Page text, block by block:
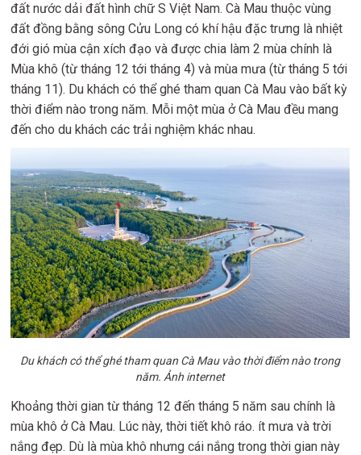
đất nước dải đất hình chữ S Việt Nam. Cà Mau thuộc vùng
đất đồng bằng sông Cửu Long có khí hậu đặc trưng là nhiệt
đới gió mùa cận xích đạo và được chia làm 2 mùa chính là
Mùa khô (từ tháng 12 tới tháng 4) và mùa mưa (từ tháng 5 tới
tháng 11). Du khách có thể ghé tham quan Cà Mau vào bất kỳ
thời điểm nào trong năm. Mỗi một mùa ở Cà Mau đều mang
đến cho du khách các trải nghiệm khác nhau.
Du khách có thể ghé tham quan Cà Mau vào thời điểm nào trong
năm. Ảnh internet
Khoảng thời gian từ tháng 12 đến tháng 5 năm sau chính là
mùa khô ở Cà Mau. Lúc này, thời tiết khô ráo. ít mưa và trời
nắng đẹp. Dù là mùa khô nhưng cái nắng trong thời gian này